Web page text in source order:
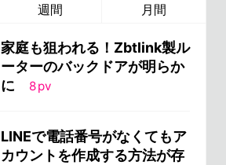
週間 月間
家庭も狙われる！Zbtlink製ル
ーターのバックドアが明らか
に
8pv
LINEで電話番号がなくてもア
カウントを作成する方法が存